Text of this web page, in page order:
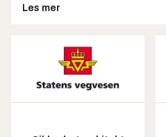
Les mer